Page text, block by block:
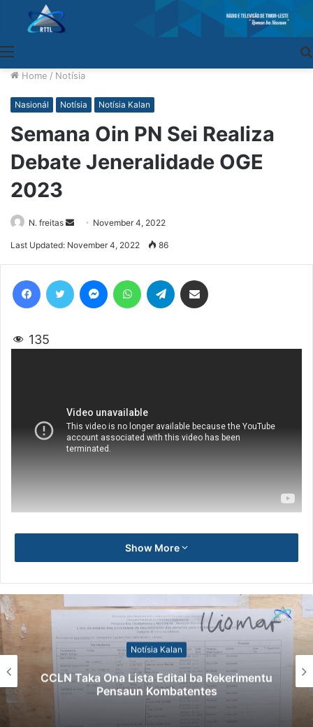
Home / Notísia
Nasionál Notísia Notísia Kalan
Semana Oin PN Sei Realiza
Debate Jeneralidade OGE
2023
N. freitas
SendNovember 4, 2022
Last Updated: November 4, 2022 86
135
Show More
Notísia Kalan
Lista Edital ba Rekerimentu
Kombatentes
Kazu